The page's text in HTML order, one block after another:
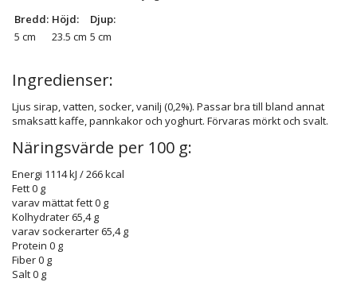
Bredd: Höjd:
Djup:
5 cm
23.5 cm 5 cm
Ingredienser:
Ljus sirap, vatten, socker, vanilj (0,2%). Passar bra till bland annat
smaksatt kaffe, pannkakor och yoghurt. Förvaras mörkt och svalt.
Näringsvärde per 100 g:
Energi 1114 kJ / 266 kcal
Fett0 g
varav mättat fett0 g
Kolhydrater 65,4 g
varav sockerarter 65,4 g
Protein 0 g
Fiber0 g
Salt0 g